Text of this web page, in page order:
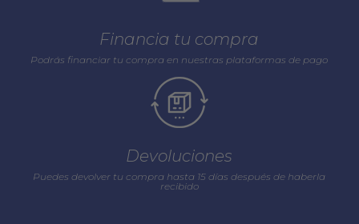
Financia tu compra
Podrás financiar tu compra en nuestras plataformas de pago
Devoluciones
Puedes devolver tu compra hasta 15 días después de haberla
recibido